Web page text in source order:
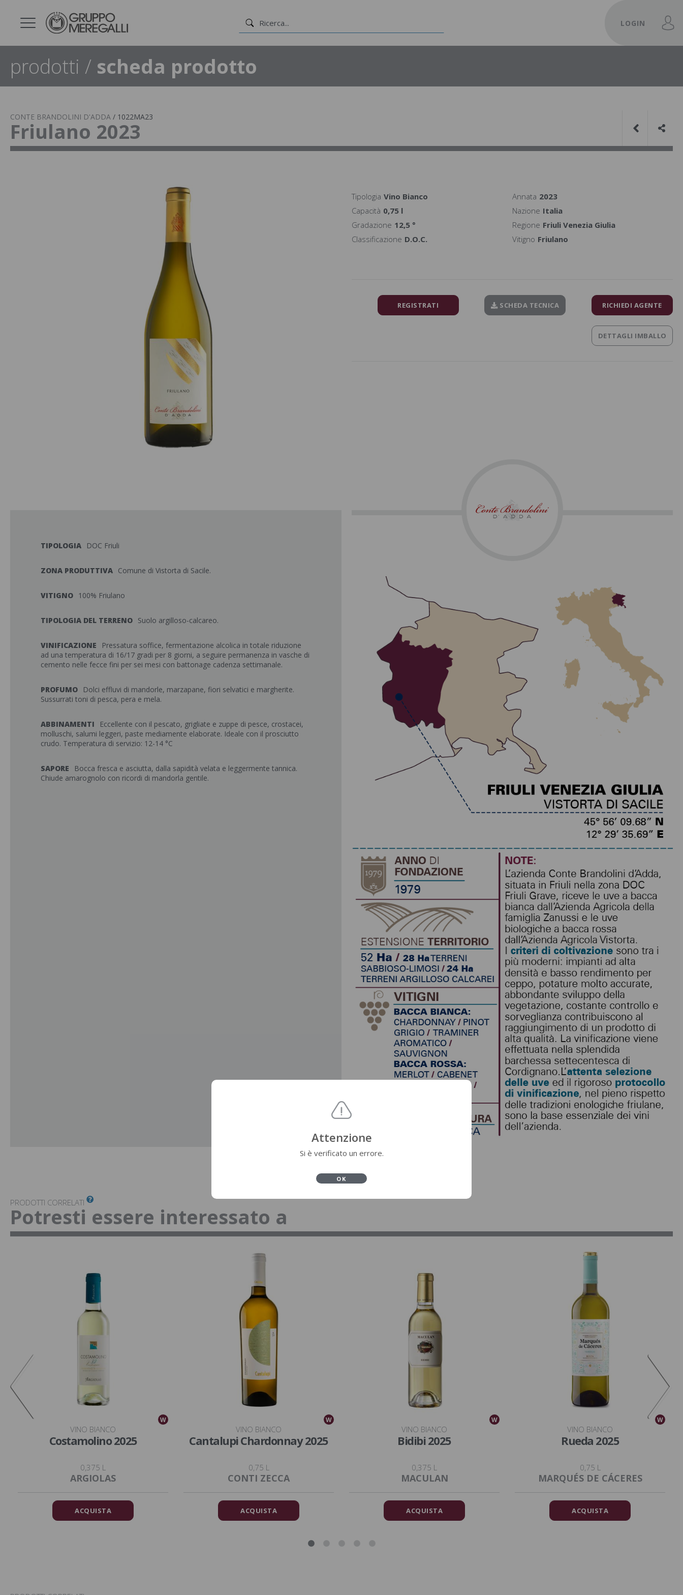
LOGIN
prodotti / scheda prodotto
CONTE BRANDOLINI D'ADDA / 1022MA23
Friulano 2023
Tipologia Vino Bianco Annata 2023
Capacità 0,75 l Nazione Italia
Gradazione 12,5 ° Regione Friuli Venezia Giulia
Classificazione D.O.C. Vitigno Friulano
REGISTRATI SCHEDA TECNICA RICHIEDI AGENTE
DETTAGLI IMBALLO
TIPOLOGIA DOC Friuli
ZONA PRODUTTIVA Comune di Vistorta di Sacile.
VITIGNO 100% Friulano
TIPOLOGIA DEL TERRENO Suolo argilloso-calcareo.
VINIFICAZIONE
Pressatura soffice, fermentazione alcolica in totale riduzione
ad una temperatura di 16/17 gradi per 8 giorni, a seguire permanenza in vasche di
cemento nelle fecce fini per sei mesi con battonage cadenza settimanale.
PROFUMO
Dolci effluvi di mandorle, marzapane, fiori selvatici e margherite.
Sussurrati toni di pesca, pera e mela.
ABBINAMENTI
Eccellente con il pescato, grigliate e zuppe di pesce, crostacei,
molluschi, salumi leggeri, paste mediamente elaborate. Ideale con il prosciutto
crudo. Temperatura di servizio: 12-14 °C
SAPORE
Bocca fresca e asciutta, dalla sapidità velata e leggermente tannica.
Chiude amarognolo con ricordi di mandorla gentile.
PRODOTTI CORRELATI
Potresti essere interessato a
W
VINO BIANCO
Costamolino 2025
0,375 L
ARGIOLAS
ACQUISTA
W
VINO BIANCO
Cantalupi Chardonnay 2025
0,75 L
CONTI ZECCA
ACQUISTA
W
VINO BIANCO
Bidibi 2025
0,375 L
MACULAN
ACQUISTA
W
VINO BIANCO
Rueda 2025
0,75 L
MARQUÉS DE CÁCERES
ACQUISTA
Attenzione
Si è verificato un errore.
OK